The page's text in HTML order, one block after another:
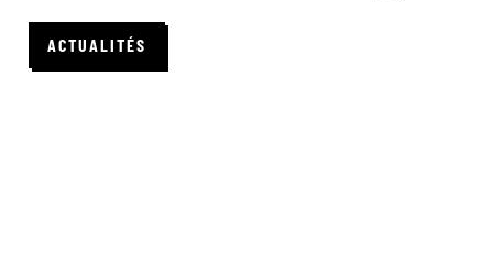
ACTUALITÉS